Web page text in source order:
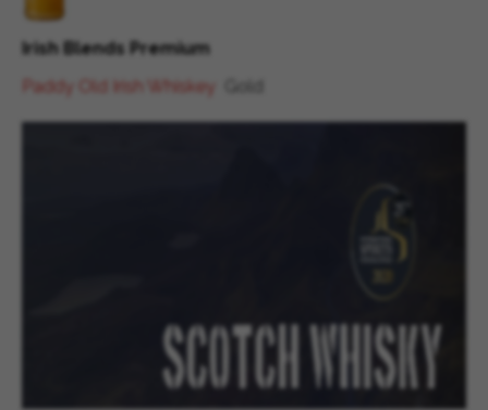
Irish Blends Premium
Paddy Old Irish Whiskey